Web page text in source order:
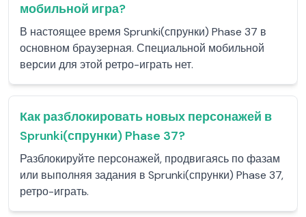
мобильной игра?
В настоящее время Sprunki(спрунки) Phase 37 в
основном браузерная. Специальной мобильной
версии для этой ретро-играть нет.
Как разблокировать новых персонажей в
Sprunki(спрунки) Phase 37?
Разблокируйте персонажей, продвигаясь по фазам
или выполняя задания в Sprunki(спрунки) Phase 37,
ретро-играть.